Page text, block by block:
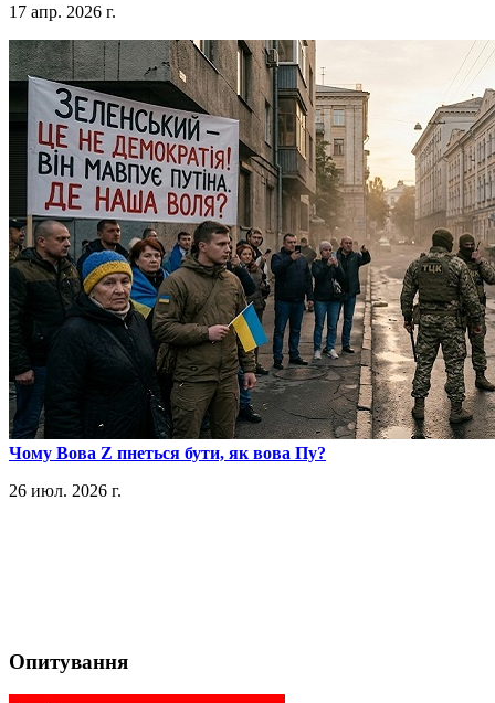
17 апр. 2026 г.
​Чому Вова Z пнеться бути, як вова Пу?
26 июл. 2026 г.
Опитування